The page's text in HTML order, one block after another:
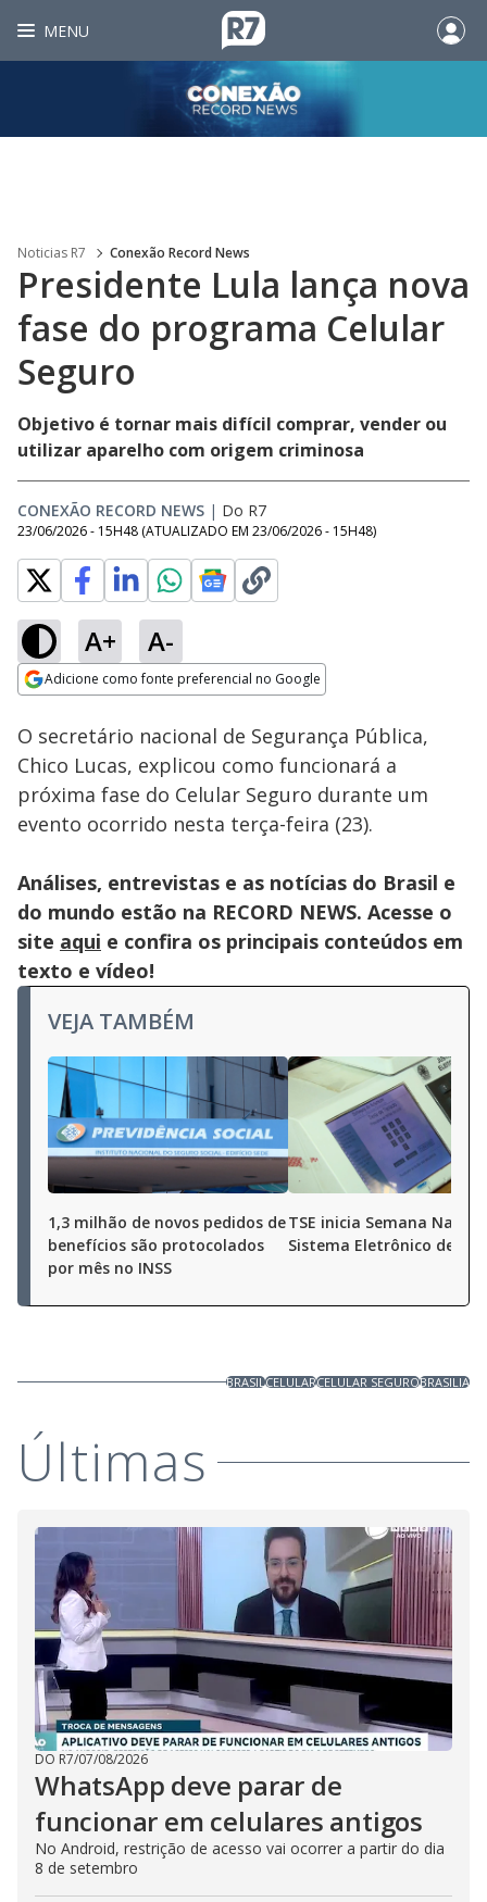
MENU
Noticias R7 Conexão Record News
Presidente Lula lança nova
fase do programa Celular
Seguro
Objetivo é tornar mais difícil comprar, vender ou
utilizar aparelho com origem criminosa
CONEXÃO RECORD NEWS | Do R7
23/06/2026 - 15H48 (ATUALIZADO EM 23/06/2026 - 15H48)
A+ A-
Adicione como fonte preferencial no Google
Ativar
Loaded
36.51%
O secretário nacional de Segurança Pública,
Chico Lucas, explicou como funcionará a
próxima fase do Celular Seguro durante um
evento ocorrido nesta terça-feira (23).
Análises, entrevistas e as notícias do Brasil e
do mundo estão na RECORD NEWS. Acesse o
site aqui e confira os principais conteúdos em
texto e vídeo!
VEJA TAMBÉM
1,3 milhão de novos pedidos de
benefícios são protocolados
por mês no INSS
TSE inicia Semana
Sistema Eletrônico de
BRASILCELULARCELULAR SEGUROBRASILIA
Últimas
DO R7/07/08/2026
WhatsApp deve parar de
funcionar em celulares antigos
No Android, restrição de acesso vai ocorrer a partir do dia
8 de setembro